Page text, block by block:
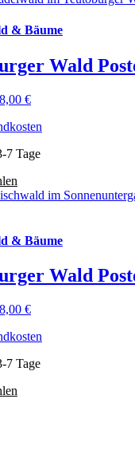
& Bäume
Wald
€
7 Tage
& Bäume
Wald
€
7 Tage